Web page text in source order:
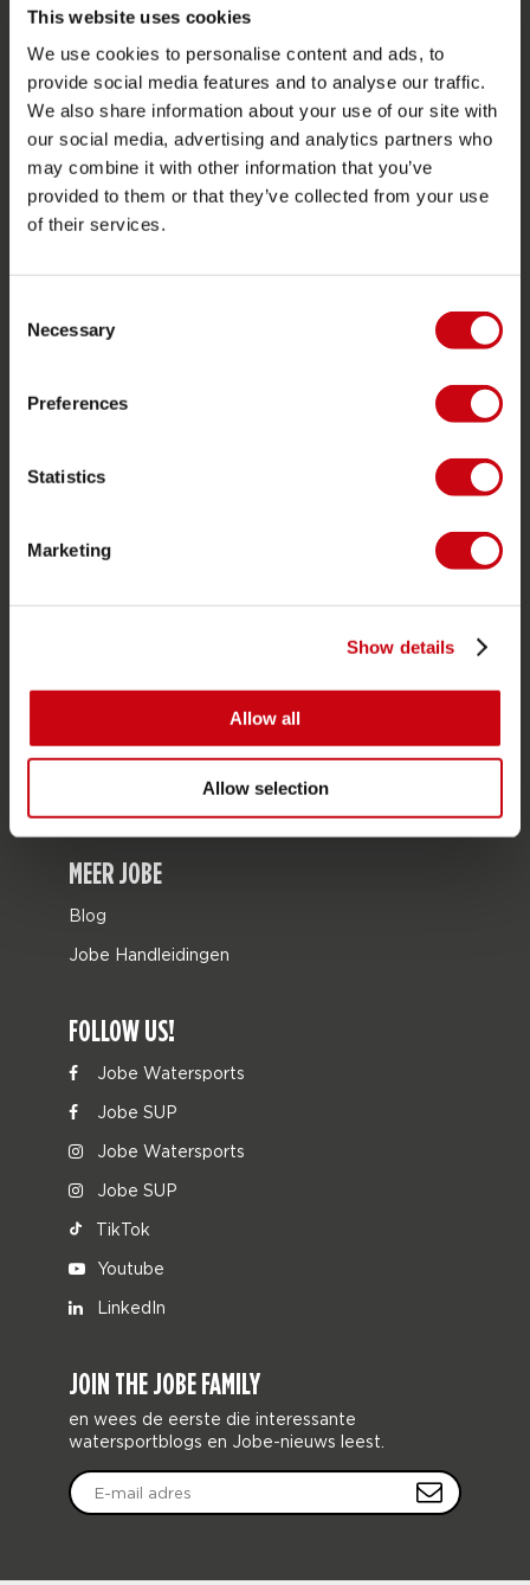
This website uses cookies
We use cookies to personalise content and ads, to
provide social media features and to analyse our traffic.
We also share information about your use of our site with
our social media, advertising and analytics partners who
may combine it with other information that you’ve
provided to them or that they’ve collected from your use
of their services.
Selection
Necessary
Preferences
Statistics
Marketing
Show details
Allow all
Allow selection
Funtubes
Foil
Zwemvesten
SUP
Wetsuits
Kneeboarden
Kleding & schoenen
Boating accessoires
Tassen
Leisure
Mix & Match
MEER JOBE
Blog
Jobe Handleidingen
FOLLOW US!
Jobe Watersports
Jobe SUP
Jobe Watersports
Jobe SUP
TikTok
Youtube
LinkedIn
JOIN THE JOBE FAMILY
en wees de eerste die interessante
watersportblogs en Jobe-nieuws leest.